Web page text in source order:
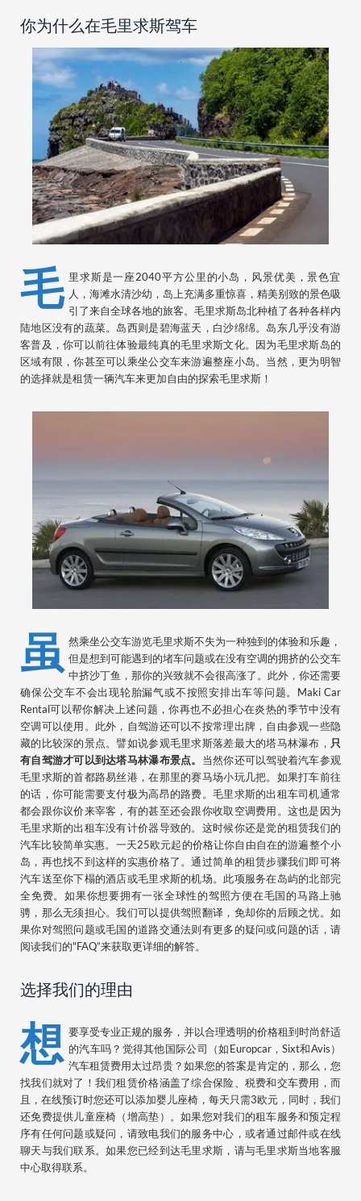
你为什么在毛里求斯驾车
毛 里求斯是一座2040平方公里的小岛，风景优美，景色宜
人，海滩水清沙幼，岛上充满多重惊喜，精美别致的景色吸
引了来自全球各地的旅客。毛里求斯岛北种植了各种各样内
陆地区没有的蔬菜。岛西则是碧海蓝天，白沙绵绵。岛东几乎没有游
客普及，你可以前往体验最纯真的毛里求斯文化。因为毛里求斯岛的
区域有限，你甚至可以乘坐公交车来游遍整座小岛。当然，更为明智
的选择就是租赁一辆汽车来更加自由的探索毛里求斯！
虽 然乘坐公交车游览毛里求斯不失为一种独到的体验和乐趣，
但是想到可能遇到的堵车问题或在没有空调的拥挤的公交车
中挤沙丁鱼，那你的兴致就不会很高涨了。此外，你还需要
确保公交车不会出现轮胎漏气或不按照安排出车等问题。Maki Car
Rental可以帮你解决上述问题，你再也不必担心在炎热的季节中没有
空调可以使用。此外，自驾游还可以不按常理出牌，自由参观一些隐
藏的比较深的景点。譬如说参观毛里求斯落差最大的塔马林瀑布， 只
有自驾游才可以到达塔马林瀑布景点。 当然你还可以驾驶着汽车参观
毛里求斯的首都路易丝港，在那里的赛马场小玩几把。如果打车前往
的话，你可能需要支付极为高昂的路费。毛里求斯的出租车司机通常
都会跟你议价来宰客，有的甚至还会跟你收取空调费用。这也是因为
毛里求斯的出租车没有计价器导致的。这时候你还是觉的租赁我们的
汽车比较简单实惠。一天25欧元起的价格让你自由自在的游遍整个小
岛，再也找不到这样的实惠价格了。通过简单的租赁步骤我们即可将
汽车送至你下榻的酒店或毛里求斯的机场。此项服务在岛屿的北部完
全免费。如果你想要拥有一张全球性的驾照方便在毛国的马路上驰
骋，那么无须担心。我们可以提供驾照翻译，免却你的后顾之忧。如
果你对驾照问题或毛国的道路交通法则有更多的疑问或问题的话，请
阅读我们的"FAQ”来获取更详细的解答。
选择我们的理由
想 要享受专业正规的服务，并以合理透明的价格租到时尚舒适
的汽车吗？觉得其他国际公司（如Europcar，Sixt和Avis）
汽车租赁费用太过昂贵？如果您的答案是肯定的，那么，您
找我们就对了！我们租赁价格涵盖了综合保险、税费和交车费用，而
且，在线预订时您还可以添加婴儿座椅，每天只需3欧元，同时，我们
还免费提供儿童座椅（增高垫）。如果您对我们的租车服务和预定程
序有任何问题或疑问，请致电我们的服务中心，或者通过邮件或在线
聊天与我们联系。如果您已经到达毛里求斯，请与毛里求斯当地客服
中心取得联系。